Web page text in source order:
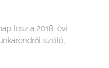
lesz a 2018. évi
szóló,